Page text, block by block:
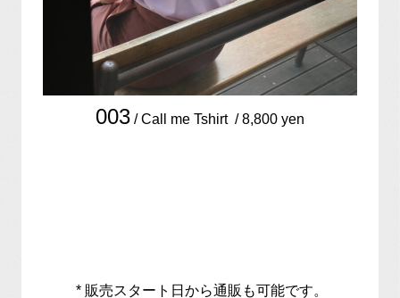
003/ Call me Tshirt / 8,800 yen
* 販売スタート日から通販も可能です。